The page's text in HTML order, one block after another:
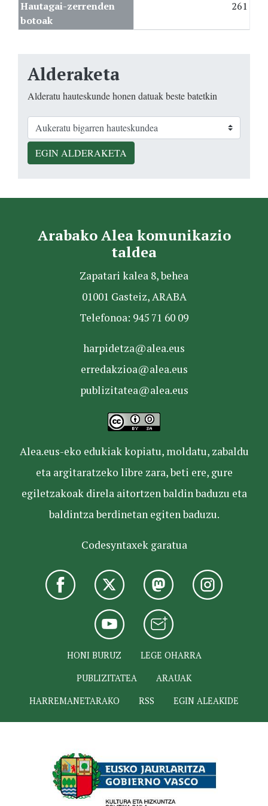
Hautagai-zerrenden
botoak
261
Alderaketa
Alderatu hauteskunde honen datuak beste batetkin
EGIN ALDERAKETA
Arabako Alea komunikazio
taldea
Zapatari kalea 8, behea
01001 Gasteiz, ARABA
Telefonoa: 945 71 60 09
harpidetza@alea.eus
erredakzioa@alea.eus
publizitatea@alea.eus
Alea.eus-eko edukiak kopiatu, moldatu, zabaldu
eta argitaratzeko libre zara, beti ere, gure
egiletzakoak direla aitortzen baldin baduzu eta
baldintza berdinetan egiten baduzu.
Codesyntaxek garatua
HONI BURUZ
LEGE OHARRA
PUBLIZITATEA
ARAUAK
HARREMANETARAKO
RSS EGIN ALEAKIDE